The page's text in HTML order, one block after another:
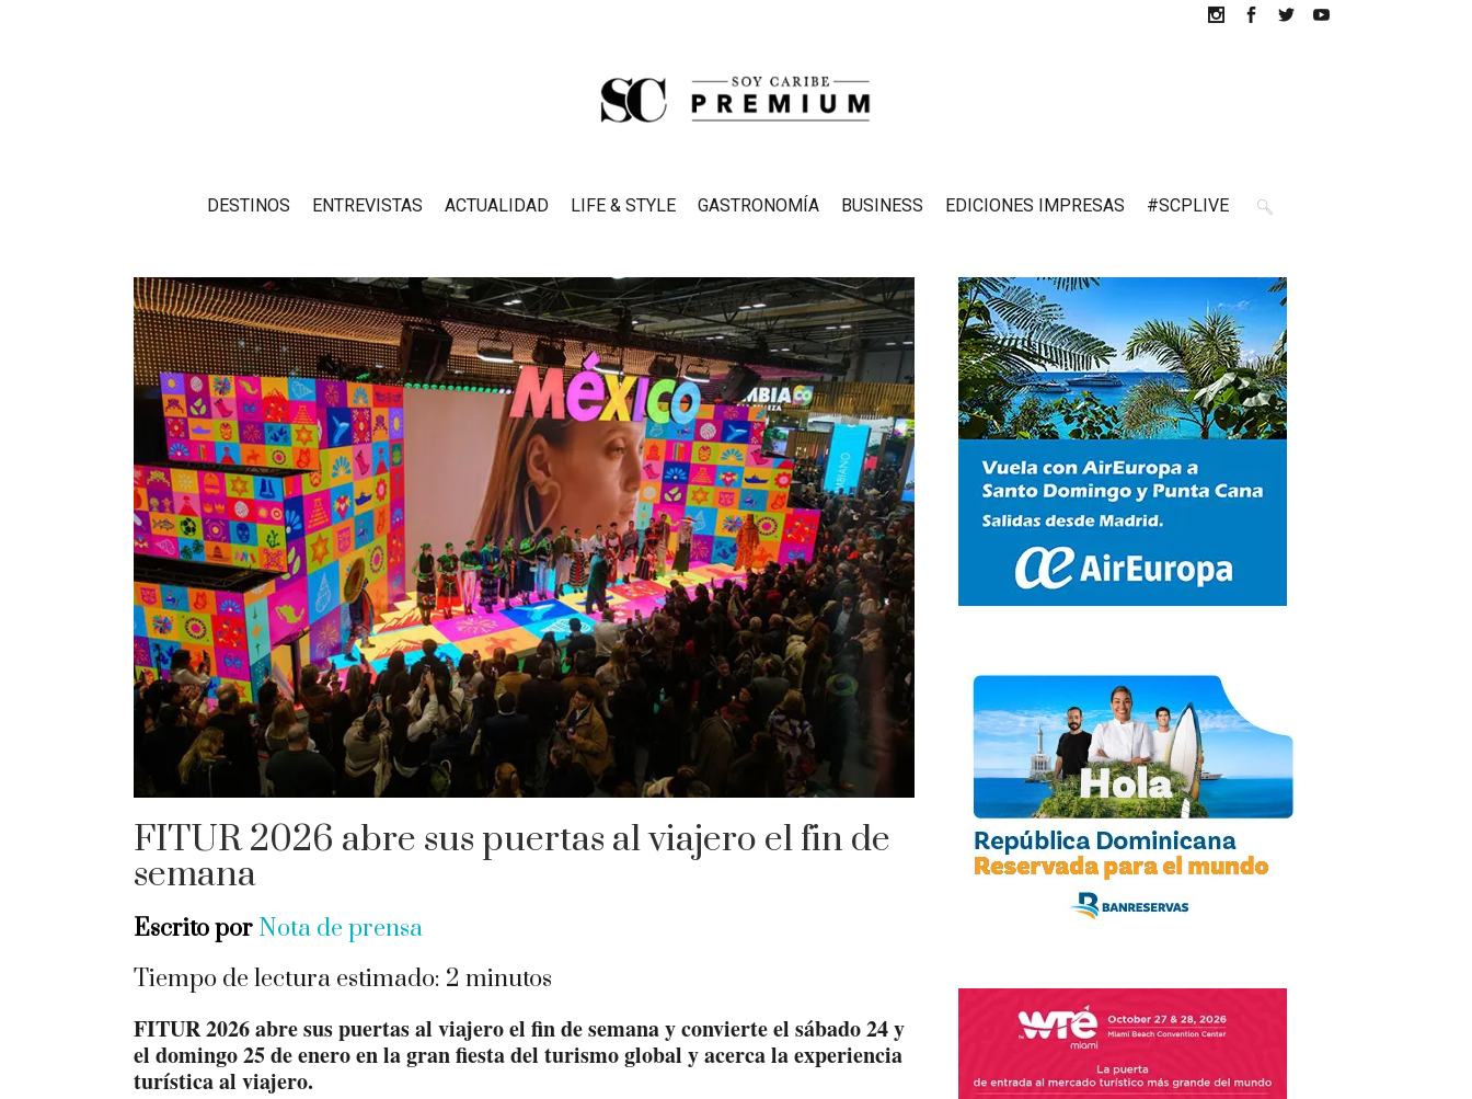
DESTINOS ENTREVISTAS ACTUALIDAD LIFE & STYLE GASTRONOMÍA BUSINESS EDICIONES IMPRESAS #SCPLIVE
FITUR 2026 abre sus puertas al viajero el fin de
semana
Escrito por Nota de prensa
Tiempo de lectura estimado: 2 minutos
FITUR 2026 abre sus puertas al viajero el fin de semana y convierte el sábado 24 y
el domingo 25 de enero en la gran fiesta del turismo global y acerca la experiencia
turística al viajero.